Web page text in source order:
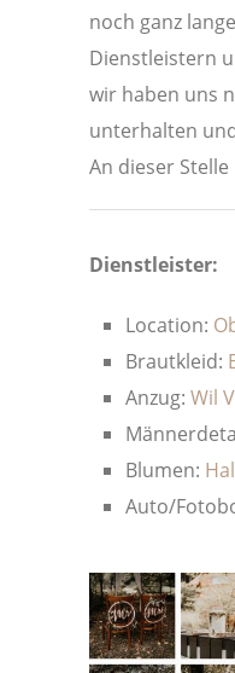
noch ganz
Dienstleistern
wir haben uns
unterhalten
An dieser Stelle
Dienstleister:
Location:
Brautkleid:
Anzug: Wil
Blumen:
Auto/